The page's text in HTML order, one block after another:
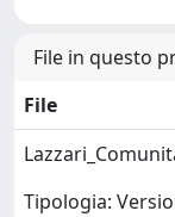
File in questo
File
Tipologia: